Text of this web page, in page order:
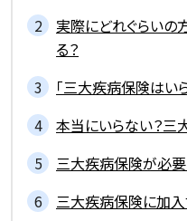
実際にどれぐらい
る？
「三大疾病保険はい
本当にいらない？
三大疾病保険が必
三大疾病保険に加